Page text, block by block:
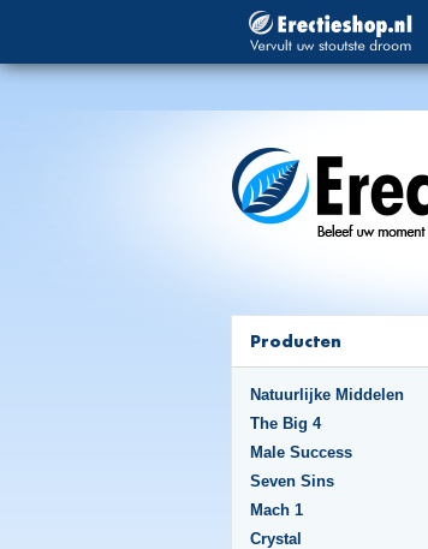
Producten
Natuurlijke Middelen
The Big 4
Male Success
Seven Sins
Mach 1
Crystal